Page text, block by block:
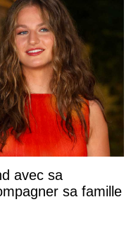
avec sa
sa famille